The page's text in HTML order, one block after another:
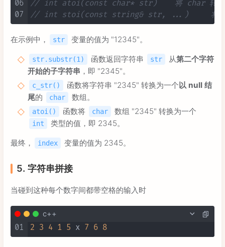
06
07
// int atoi(const char* str) 	将
// int
在示例中， str 变量的值为 "12345"。
str.substr(1) 函数返回字符串 str 从第二个字符
开始的子字符串 ，即 "2345"。
c_str() 函数将字符串 "2345" 转换为一个 以 null 结
尾的 char 数组。
atoi() 函数将 char 数组 "2345" 转换为一个
int 类型的值，即 2345。
最终， index 变量的值为 2345。
5. 字符串拼接
当碰到这种每个数字间都带空格的输入时
c++
01 2 3 4 1 5 x 7 6 8